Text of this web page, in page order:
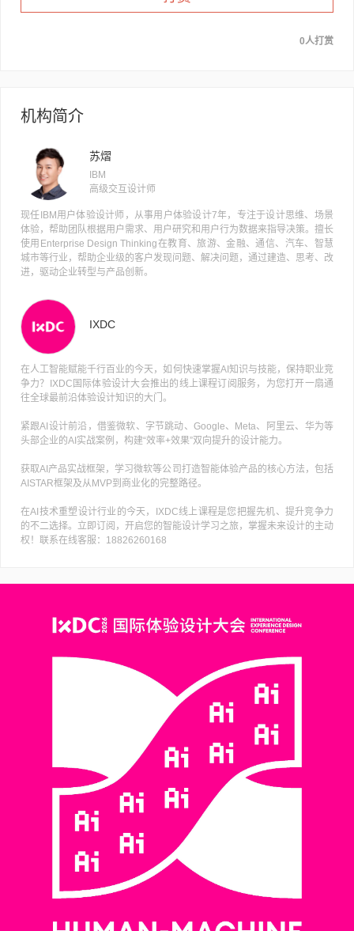
0人打赏
机构简介
苏熠
IBM
高级交互设计师
现任IBM用户体验设计师，从事用户体验设计7年，专注于设计思维、场景
体验，帮助团队根据用户需求、用户研究和用户行为数据来指导决策。擅长
使用Enterprise Design Thinking在教育、旅游、金融、通信、汽车、智慧
城市等行业，帮助企业级的客户发现问题、解决问题，通过建造、思考、改
进，驱动企业转型与产品创新。
IXDC
在人工智能赋能千行百业的今天，如何快速掌握AI知识与技能，保持职业竞
争力？IXDC国际体验设计大会推出的线上课程订阅服务，为您打开一扇通
往全球最前沿体验设计知识的大门。
紧跟AI设计前沿，借鉴微软、字节跳动、Google、Meta、阿里云、华为等
头部企业的AI实战案例，构建“效率+效果”双向提升的设计能力。
获取AI产品实战框架，学习微软等公司打造智能体验产品的核心方法，包括
AISTAR框架及从MVP到商业化的完整路径。
在AI技术重塑设计行业的今天，IXDC线上课程是您把握先机、提升竞争力
的不二选择。立即订阅，开启您的智能设计学习之旅，掌握未来设计的主动
权！联系在线客服：18826260168